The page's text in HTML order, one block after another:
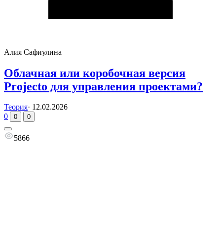
Алия Сафиулина
Облачная или коробочная версия
Projecto для управления проектами?
Теория· 12.02.2026
0
0 0
5866